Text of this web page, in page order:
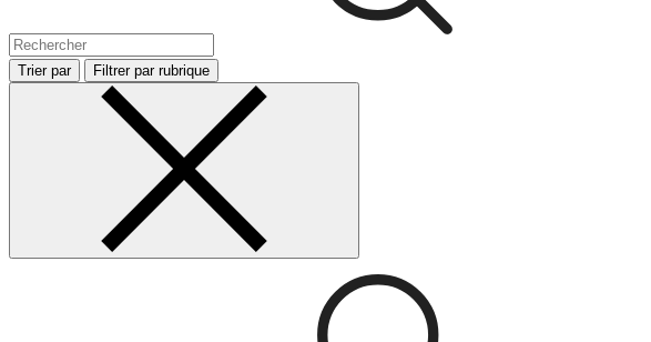
Trier par Filtrer par rubrique